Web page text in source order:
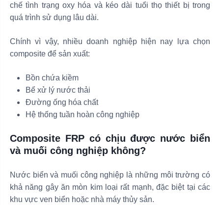
chế tình trạng oxy hóa và kéo dài tuổi thọ thiết bị trong
quá trình sử dụng lâu dài.
Chính vì vậy, nhiều doanh nghiệp hiện nay lựa chọn
composite để sản xuất:
Bồn chứa kiềm
Bể xử lý nước thải
Đường ống hóa chất
Hệ thống tuần hoàn công nghiệp
Composite FRP có chịu được nước biển
và muối công nghiệp không?
Nước biển và muối công nghiệp là những môi trường có
khả năng gây ăn mòn kim loại rất mạnh, đặc biệt tại các
khu vực ven biển hoặc nhà máy thủy sản.